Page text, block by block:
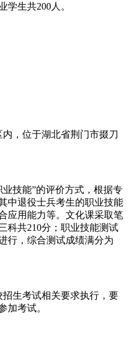
学生共200人。
，位于湖北省荆门市掇刀
技能”的评价方式，根据专
中退役士兵考生的职业技能
应用能力等。文化课采取笔
科共210分；职业技能测试
行，综合测试成绩满分为
生考试相关要求执行，要
加考试。